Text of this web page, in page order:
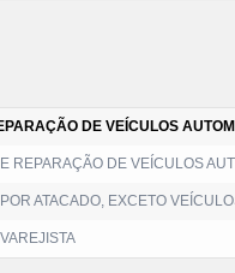
DE VEÍCULOS
REPARAÇÃO DE VEÍCULOS
ATACADO, EXCETO